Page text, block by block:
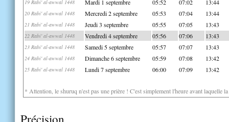
19 Rabi' al-awwal 1448 Mardi 1 septembre 05:52 07:02 13:44
20 Rabi' al-awwal 1448 Mercredi 2 septembre 05:53 07:04 13:44
21 Rabi' al-awwal 1448 Jeudi 3 septembre 05:55 07:05 13:43
22 Rabi' al-awwal 1448 Vendredi 4 septembre 05:56 07:06 13:43
23 Rabi' al-awwal 1448 Samedi 5 septembre 05:57 07:07 13:43
24 Rabi' al-awwal 1448 Dimanche 6 septembre 05:59 07:08 13:42
25 Rabi' al-awwal 1448 Lundi 7 septembre 06:00 07:09 13:42
* Attention, le shuruq n'est pas une prière ! C'est simplement l'heure avant laquelle
Précision